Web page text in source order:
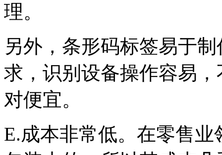
理。
另外，条形码标签易于
求，识别设备操作容易
对便宜。
E.成本非常低。在零售